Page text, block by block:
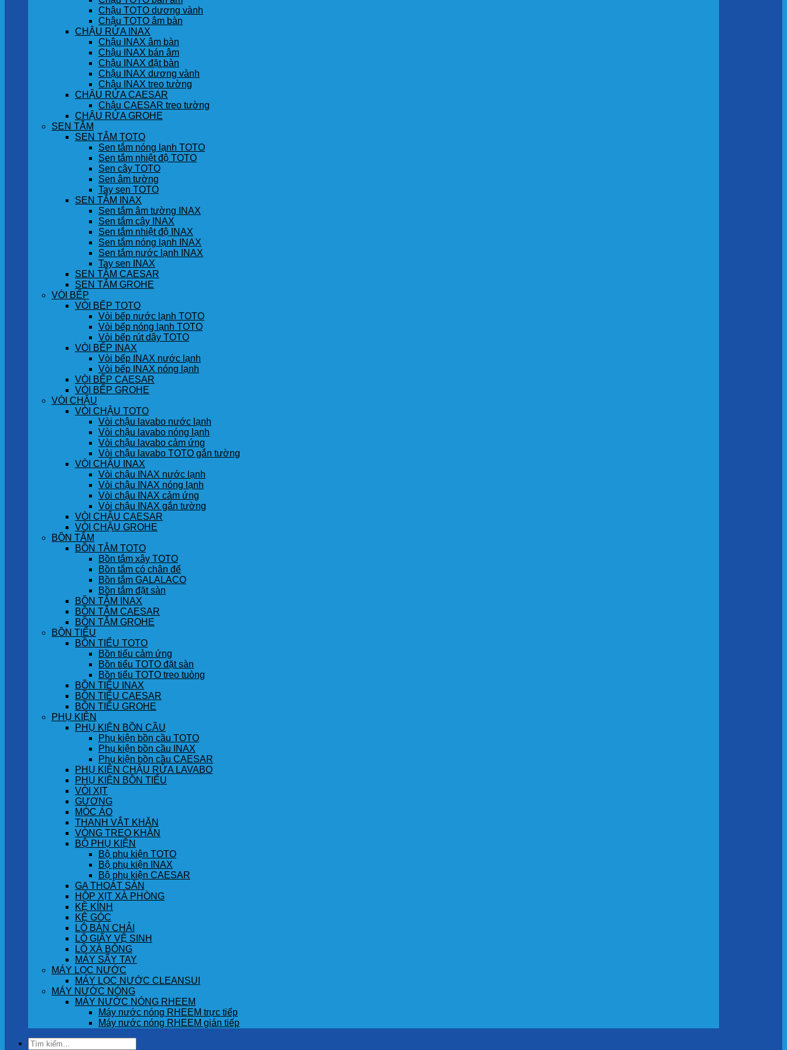
Chậu TOTO dương vành
Chậu TOTO âm bàn
CHẬU RỬA INAX
Chậu INAX âm bàn
Chậu INAX bán âm
Chậu INAX đặt bàn
Chậu INAX dương vành
Chậu INAX treo tường
CHẬU RỬA CAESAR
Chậu CAESAR treo tường
CHẬU RỬA GROHE
SEN TẮM
SEN TẮM TOTO
Sen tắm nóng lạnh TOTO
Sen tắm nhiệt độ TOTO
Sen cây TOTO
Sen âm tường
Tay sen TOTO
SEN TẮM INAX
Sen tắm âm tường INAX
Sen tắm cây INAX
Sen tắm nhiệt độ INAX
Sen tắm nóng lạnh INAX
Sen tắm nước lạnh INAX
Tay sen INAX
SEN TẮM CAESAR
SEN TẮM GROHE
VÒI BẾP
VÒI BẾP TOTO
Vòi bếp nước lạnh TOTO
Vòi bếp nóng lạnh TOTO
Vòi bếp rút dây TOTO
VÒI BẾP INAX
Vòi bếp INAX nước lạnh
Vòi bếp INAX nóng lạnh
VÒI BẾP CAESAR
VÒI BẾP GROHE
VÒI CHẬU
VÒI CHẬU TOTO
Vòi chậu lavabo nước lạnh
Vòi chậu lavabo nóng lạnh
Vòi chậu lavabo cảm ứng
Vòi chậu lavabo TOTO gắn tường
VÒI CHẬU INAX
Vòi chậu INAX nước lạnh
Vòi chậu INAX nóng lạnh
Vòi chậu INAX cảm ứng
Vòi chậu INAX gắn tường
VÒI CHẬU CAESAR
VÒI CHẬU GROHE
BỒN TẮM
BỒN TẮM TOTO
Bồn tắm xây TOTO
Bồn tắm có chân đế
Bồn tắm GALALACO
Bồn tắm đặt sàn
BỒN TẮM INAX
BỒN TẮM CAESAR
BỒN TẮM GROHE
BỒN TIỂU
BỒN TIỂU TOTO
Bồn tiểu cảm ứng
Bồn tiểu TOTO đặt sàn
Bồn tiểu TOTO treo tuòng
BỒN TIỂU INAX
BỒN TIỂU CAESAR
BỒN TIỂU GROHE
PHỤ KIỆN
PHỤ KIỆN BỒN CẦU
Phụ kiện bồn cầu TOTO
Phụ kiện bồn cầu INAX
Phụ kiện bồn cầu CAESAR
PHỤ KIỆN CHẬU RỬA LAVABO
PHỤ KIỆN BỒN TIỂU
VÒI XỊT
GƯƠNG
MÓC ÁO
THANH VẮT KHĂN
VÒNG TREO KHĂN
BỘ PHỤ KIỆN
Bộ phụ kiện TOTO
Bộ phụ kiện INAX
Bộ phụ kiện CAESAR
GA THOÁT SÀN
HỘP XỊT XÀ PHÒNG
KỆ KÍNH
KỆ GÓC
LÔ BÀN CHẢI
LÔ GIẤY VỆ SINH
LÔ XÀ BÔNG
MÁY SẤY TAY
MÁY LỌC NƯỚC
MÁY LỌC NƯỚC CLEANSUI
MÁY NƯỚC NÓNG
MÁY NƯỚC NÓNG RHEEM
Máy nước nóng RHEEM trực tiếp
Máy nước nóng RHEEM gián tiếp
Tìm